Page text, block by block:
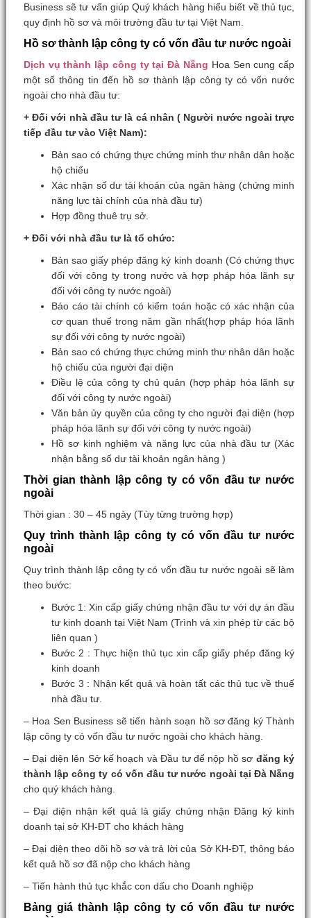
Business sẽ tư vấn giúp Quý khách hàng hiểu biết về thủ tục,
quy định hồ sơ và môi trường đầu tư tại Việt Nam.
Hồ sơ thành lập công ty có vốn đầu tư nước ngoài
Dịch vụ thành lập công ty tại Đà Nẵng Hoa Sen cung cấp
một số thông tin đến hồ sơ thành lập công ty có vốn nước
ngoài cho nhà đầu tư:
+ Đối với nhà đầu tư là cá nhân ( Người nước ngoài trực
tiếp đầu tư vào Việt Nam):
Bản sao có chứng thực chứng minh thư nhân dân hoặc
hộ chiếu
Xác nhận số dư tài khoản của ngân hàng (chứng minh
năng lực tài chính của nhà đầu tư)
Hợp đồng thuê trụ sở.
+ Đối với nhà đầu tư là tổ chức:
Bản sao giấy phép đăng ký kinh doanh (Có chứng thực
đối với công ty trong nước và hợp pháp hóa lãnh sự
đối với công ty nước ngoài)
Báo cáo tài chính có kiểm toán hoặc có xác nhận của
cơ quan thuế trong năm gần nhất(hợp pháp hóa lãnh
sự đối với công ty nước ngoài)
Bản sao có chứng thực chứng minh thư nhân dân hoặc
hộ chiếu của người đại diện
Điều lệ của công ty chủ quản (hợp pháp hóa lãnh sự
đối với công ty nước ngoài)
Văn bản ủy quyền của công ty cho người đại diện (hợp
pháp hóa lãnh sự đối với công ty nước ngoài)
Hồ sơ kinh nghiệm và năng lực của nhà đầu tư (Xác
nhận bằng số dư tài khoản ngân hàng )
Thời gian thành lập công ty có vốn đầu tư nước
ngoài
Thời gian : 30 – 45 ngày (Tùy từng trường hợp)
Quy trình thành lập công ty có vốn đầu tư nước
ngoài
Quy trình thành lập công ty có vốn đầu tư nước ngoài sẽ làm
theo bước:
Bước 1: Xin cấp giấy chứng nhận đầu tư với dự án đầu
tư kinh doanh tại Việt Nam (Trình và xin phép từ các bộ
liên quan )
Bước 2 : Thực hiện thủ tục xin cấp giấy phép đăng ký
kinh doanh
Bước 3 : Nhận kết quả và hoàn tất các thủ tục về thuế
nhà đầu tư.
– Hoa Sen Business sẽ tiến hành soạn hồ sơ đăng ký Thành
lập công ty có vốn đầu tư nước ngoài cho khách hàng.
– Đại diện lên Sở kế hoạch và Đầu tư để nộp hồ sơ đăng ký
thành lập công ty có vốn đầu tư nước ngoài tại Đà Nẵng
cho quý khách hàng.
– Đại diện nhận kết quả là giấy chứng nhận Đăng ký kinh
doanh tại sở KH-ĐT cho khách hàng
– Đại diện theo dõi hồ sơ và trả lời của Sở KH-ĐT, thông báo
kết quả hồ sơ đã nộp cho khách hàng
– Tiến hành thủ tục khắc con dấu cho Doanh nghiệp
Bảng giá thành lập công ty có vốn đầu tư nước